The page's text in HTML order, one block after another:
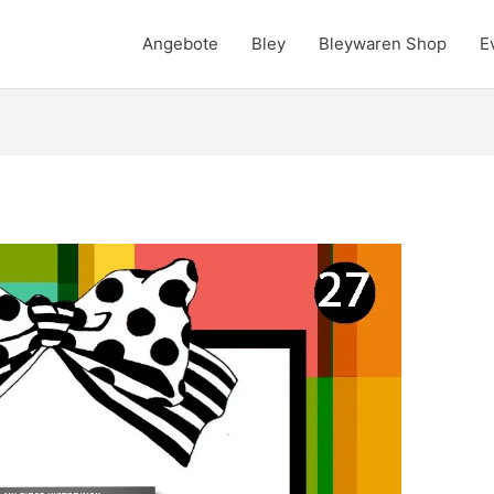
Angebote Bley Bleywaren Shop